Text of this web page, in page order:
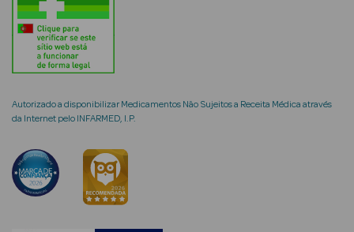
Ver Tudo
Cosmética
Rosto
Creme de Olhos
Autorizado a disponibilizar Medicamentos Não Sujeitos a Receita Médica através
da Internet pelo INFARMED, I.P.